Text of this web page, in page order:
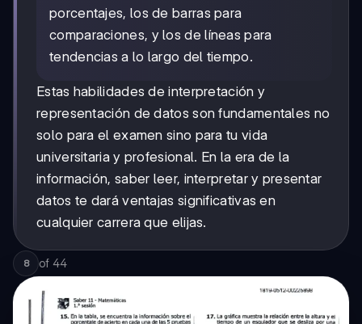
porcentajes, los de barras para
comparaciones, y los de líneas para
tendencias a lo largo del tiempo.
Estas habilidades de interpretación y
representación de datos son fundamentales no
solo para el examen sino para tu vida
universitaria y profesional. En la era de la
información, saber leer, interpretar y presentar
datos te dará ventajas significativas en
cualquier carrera que elijas.
8 of 44